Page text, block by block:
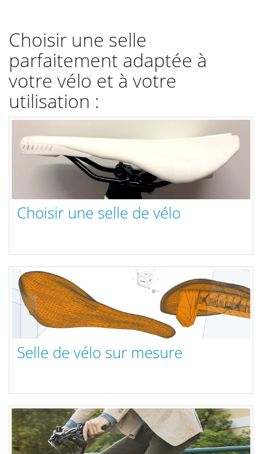
Choisir une selle
parfaitement adaptée à
votre vélo et à votre
utilisation :
Choisir une selle de vélo
Selle de vélo sur mesure